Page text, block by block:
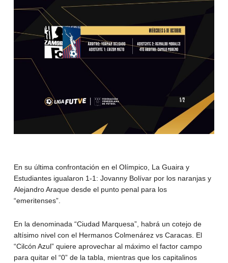
En su última confrontación en el Olímpico, La Guaira y
Estudiantes igualaron 1-1: Jovanny Bolívar por los naranjas y
Alejandro Araque desde el punto penal para los
“emeritenses”.
En la denominada “Ciudad Marquesa”, habrá un cotejo de
altísimo nivel con el Hermanos Colmenárez vs Caracas. El
“Cilcón Azul” quiere aprovechar al máximo el factor campo
para quitar el “0” de la tabla, mientras que los capitalinos